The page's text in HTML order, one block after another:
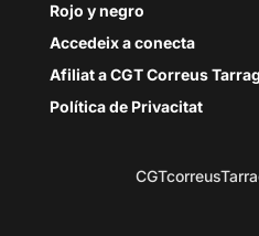
Rojo y negro
Accedeix a conecta
Afiliat a CGT Correus
Política de Privacitat